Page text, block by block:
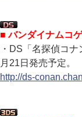
■ バンダイナムコ
・DS「名探偵コ
月21日発売予定。
http://ds-